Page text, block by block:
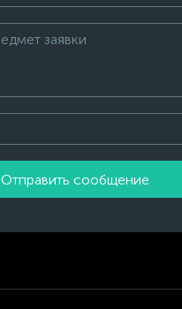
Отправить сообщение